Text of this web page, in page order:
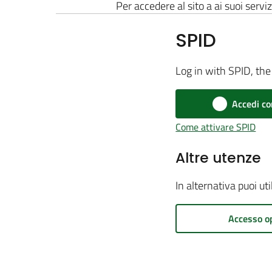
Per accedere al sito a ai suoi
SPID
Log in with SPID,
Accedi
Come attivare SPID
Altre utenze
In alternativa puoi
Accesso